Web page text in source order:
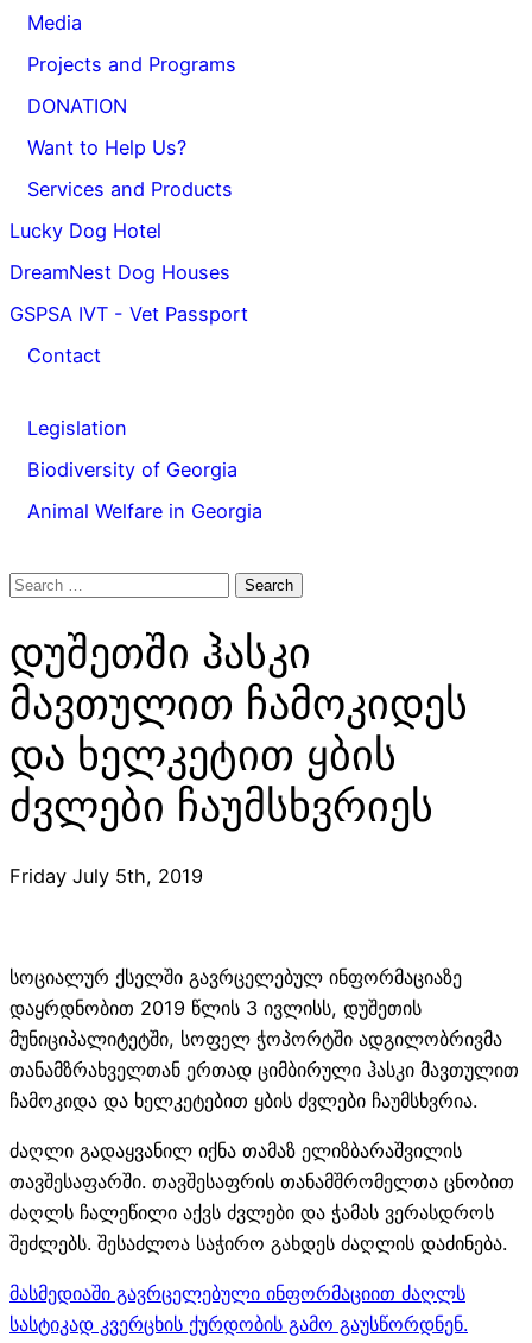
Media
Projects and Programs
DONATION
Want to Help Us?
Services and Products
Lucky Dog Hotel
DreamNest Dog Houses
GSPSA IVT - Vet Passport
Contact
Legislation
Biodiversity of Georgia
Animal Welfare in Georgia
Search
დუშეთში ჰასკი
მავთულით ჩამოკიდეს
და ხელკეტით ყბის
ძვლები ჩაუმსხვრიეს
Friday July 5th, 2019
სოციალურ ქსელში გავრცელებულ ინფორმაციაზე
დაყრდნობით 2019 წლის 3 ივლისს, დუშეთის
მუნიციპალიტეტში, სოფელ ჭოპორტში ადგილობრივმა
თანამზრახველთან ერთად ციმბირული ჰასკი მავთულით
ჩამოკიდა და ხელკეტებით ყბის ძვლები ჩაუმსხვრია.
ძაღლი გადაყვანილ იქნა თამაზ ელიზბარაშვილის
თავშესაფარში. თავშესაფრის თანამშრომელთა ცნობით
ძაღლს ჩალეწილი აქვს ძვლები და ჭამას ვერასდროს
შეძლებს. შესაძლოა საჭირო გახდეს ძაღლის დაძინება.
მასმედიაში გავრცელებული ინფორმაციით ძაღლს
სასტიკად კვერცხის ქურდობის გამო გაუსწორდნენ.